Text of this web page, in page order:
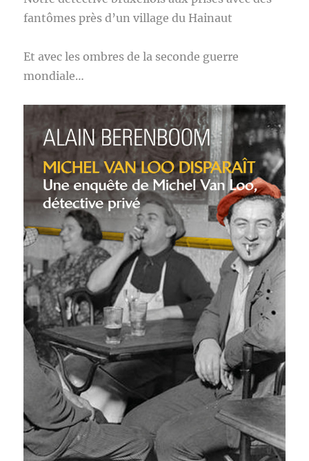
fantômes près d’un village du Hainaut
Et avec les ombres de la seconde guerre
mondiale…